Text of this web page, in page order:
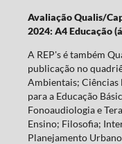
Avaliação Qualis/
2024: A4 Educação
A REP's é também
publicação no
Ambientais; Ciências
para a Educação
Fonoaudiologia e
Ensino; Filosofia;
Planejamento